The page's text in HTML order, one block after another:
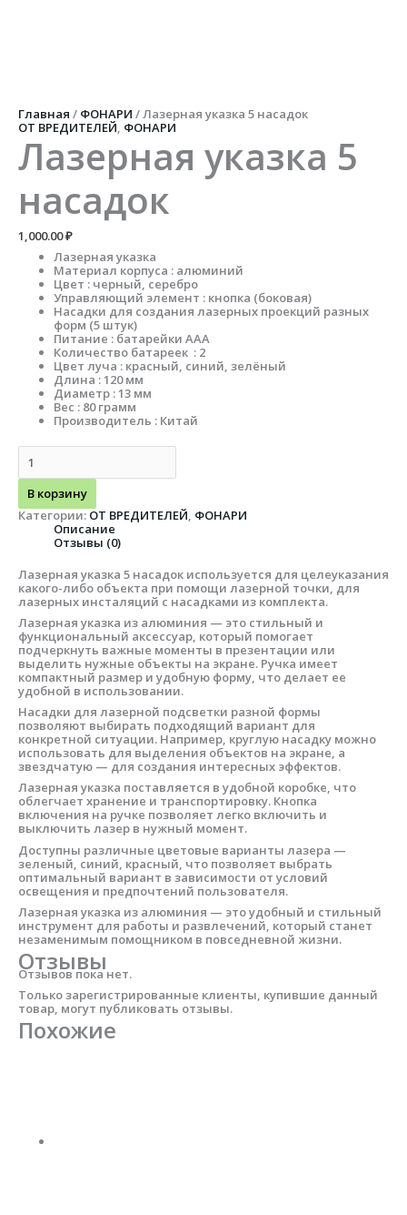
Главная / ФОНАРИ / Лазерная указка 5 насадок
ОТ ВРЕДИТЕЛЕЙ, ФОНАРИ
Лазерная указка 5
насадок
1,000.00₽
Лазерная указка
Материал корпуса : алюминий
Цвет : черный, серебро
Управляющий элемент : кнопка (боковая)
Насадки для создания лазерных проекций разных
форм (5 штук)
Питание : батарейки ААА
Количество батареек : 2
Цвет луча : красный, синий, зелёный
Длина : 120 мм
Диаметр : 13 мм
Вес : 80 грамм
Производитель : Китай
5
насадок
В корзину
Категории: ОТ ВРЕДИТЕЛЕЙ, ФОНАРИ
Описание
Отзывы (0)
Лазерная указка 5 насадок используется для целеуказания
какого-либо объекта при помощи лазерной точки, для
лазерных инсталяций с насадками из комплекта.
Лазерная указка из алюминия — это стильный и
функциональный аксессуар, который помогает
подчеркнуть важные моменты в презентации или
выделить нужные объекты на экране. Ручка имеет
компактный размер и удобную форму, что делает ее
удобной в использовании.
Насадки для лазерной подсветки разной формы
позволяют выбирать подходящий вариант для
конкретной ситуации. Например, круглую насадку можно
использовать для выделения объектов на экране, а
звездчатую — для создания интересных эффектов.
Лазерная указка поставляется в удобной коробке, что
облегчает хранение и транспортировку. Кнопка
включения на ручке позволяет легко включить и
выключить лазер в нужный момент.
Доступны различные цветовые варианты лазера —
зеленый, синий, красный, что позволяет выбрать
оптимальный вариант в зависимости от условий
освещения и предпочтений пользователя.
Лазерная указка из алюминия — это удобный и стильный
инструмент для работы и развлечений, который станет
незаменимым помощником в повседневной жизни.
Отзывы
Отзывов пока нет.
Только зарегистрированные клиенты, купившие данный
товар, могут публиковать отзывы.
Похожие